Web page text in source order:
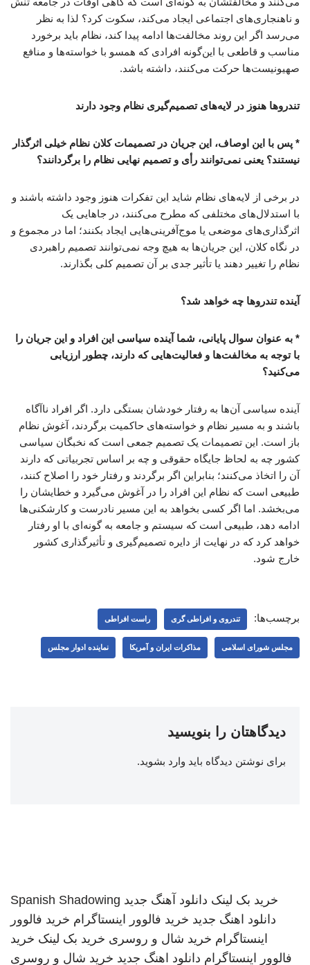
و ناهنجاری‌های اجتماعی ایجاد می‌کند، سکوت کرد؟ لذا به نظر
می‌رسد اگر این روند مخالفت‌ها ادامه پیدا کند، نظام باید برخورد
مناسب و قاطعی با این‌گونه افرادی که همسو با خواسته‌ها و منافع
صهیونیست‌ها حرکت می‌کنند، داشته باشد.
تندروها هنوز در لایه‌های تصمیم‌گیری نظام وجود دارند
* پس با این اوصاف، این جریان در تصمیمات کلان نظام خیلی اثرگذار
نیستند؟ یعنی نمی‌توانند رأی و تصمیم نهایی نظام را برگردانند؟
در برخی از لایه‌های نظام شاید این تفکرات هنوز وجود داشته باشند و
با استدلال‌های مختلفی که مطرح می‌کنند، در جاهایی یک
اثرگذاری‌های موضعی یا موج‌آفرینی‌هایی ایجاد بکنند؛ اما در مجموع و
در نگاه کلان، این جریان‌ها به هیچ وجه نمی‌توانند تصمیم راهبردی
نظام را تغییر دهند یا تأثیر جدی بر آن تصمیم کلی بگذارند.
آینده تندروها چه خواهد شد؟
* به عنوان سوال پایانی، شما آینده سیاسی این افراد و این جریان را
با توجه به مخالفت‌ها و فعالیت‌هایی که دارند، چطور ارزیابی
می‌کنید؟
آینده سیاسی آن‌ها به رفتار خودشان بستگی دارد. اگر افراد ناآگاه
باشند و به مسیر نظام و خواسته‌های حاکمیت برگردند، آغوش نظام
باز است. این تصمیمات یک تصمیم جمعی است که نخبگان سیاسی
کشور چه به لحاظ جایگاه حقوقی و چه بر اساس تجربیاتی که دارند
آن را اتخاذ می‌کنند؛ بنابراین اگر برگردند و رفتار خود را اصلاح کنند،
طبیعی است که نظام این افراد را در آغوش می‌گیرد و خطایشان را
می‌بخشد. اما اگر کسی بخواهد به این مسیر نادرست و کارشکنی‌ها
ادامه دهد، طبیعی است که سیستم و جامعه به گونه‌ای با او رفتار
خواهد کرد که در نهایت از دایره تصمیم‌گیری و تأثیرگذاری کشور
خارج شود.
برچسب‌ها: تندروی و افراطی گری راست افراطی
مجلس شورای اسلامی مذاکرات ایران و آمریکا نماینده ادوار مجلس
دیدگاهتان را بنویسید
برای نوشتن دیدگاه باید وارد بشوید.
خرید بک لینک دانلود آهنگ جدید Spanish Shadowing
دانلود اهنگ جدید خرید فالوور اینستاگرام خرید فالوور
اینستاگرام خرید شال و روسری خرید بک لینک خرید
فالوور اینستاگرام دانلود اهنگ جدید خرید شال و روسری